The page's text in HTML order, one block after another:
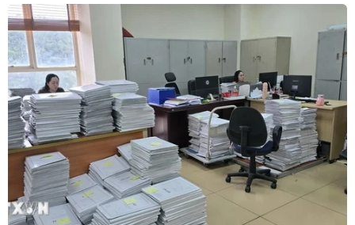
TIN CÙNG CHUYÊN MỤC
Thời tiết ngày 6/8: Bão số 3 đã di
chuyển ra ngoài Biển Đông
05/08/2026 23:15
Chủ động ứng phó với biến đổi khí